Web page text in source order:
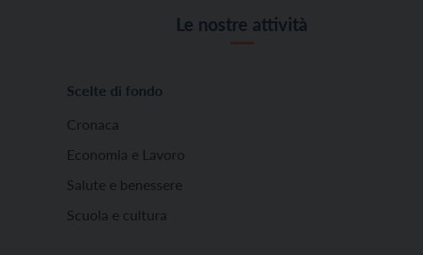
Le nostre attività
Scelte di fondo
Cronaca
Economia e Lavoro
Salute e benessere
Scuola e cultura